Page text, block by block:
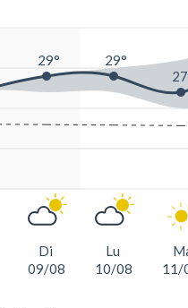
Di
09/08
Lu
10/08
11/
29°
29°